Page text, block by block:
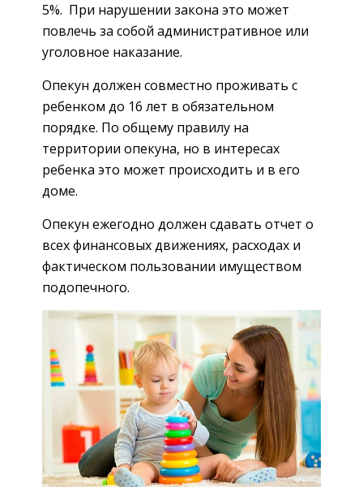
5%. При нарушении закона это может
повлечь за собой административное или
уголовное наказание.
Опекун должен совместно проживать с
ребенком до 16 лет в обязательном
порядке. По общему правилу на
территории опекуна, но в интересах
ребенка это может происходить и в его
доме.
Опекун ежегодно должен сдавать отчет о
всех финансовых движениях, расходах и
фактическом пользовании имуществом
подопечного.